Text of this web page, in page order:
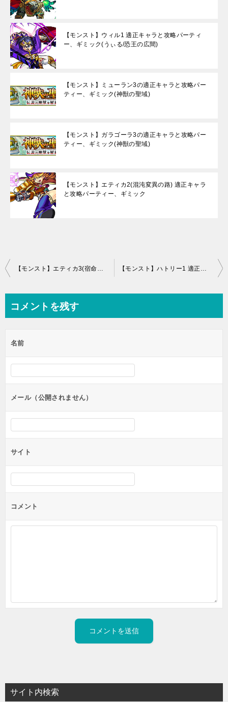
【モンスト】ウィル1 適正キャラと攻略パーティ
ー、ギミック(うぃる/恐王の広間)
【モンスト】ミューラン3の適正キャラと攻略パー
ティー、ギミック(神獣の聖域)
【モンスト】ガラゴーラ3の適正キャラと攻略パー
ティー、ギミック(神獣の聖域)
【モンスト】エティカ2(混沌変異の路) 適正キャラ
と攻略パーティー、ギミック
投
ビ
ー
シ
ン
【モンスト】エティカ3(宿命の路) 適正キャラと攻略パーティー、ギミック 【モンスト】ハトリー1 適正キャラと攻略パーティー、ギミック(はとりー/凶人の祭壇)
コメントを残す
名前
メール（公開されません）
サイト
コメント
サイト内検索